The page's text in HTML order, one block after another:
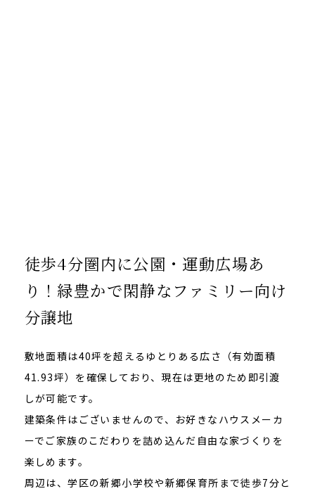
徒歩4分圏内に公園・運動広場あ
り！緑豊かで閑静なファミリー向け
分譲地
敷地面積は40坪を超えるゆとりある広さ（有効面積
41.93坪）を確保しており、現在は更地のため即引渡
しが可能です。
建築条件はございませんので、お好きなハウスメーカ
ーでご家族のこだわりを詰め込んだ自由な家づくりを
楽しめます。
周辺は、学区の新郷小学校や新郷保育所まで徒歩7分と